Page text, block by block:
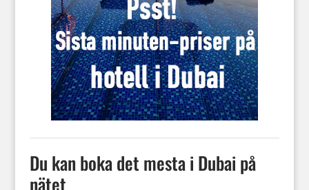
Du kan boka det mesta i Dubai på
nätet